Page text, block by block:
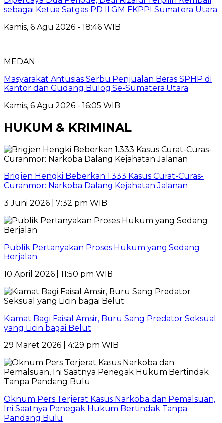
sebagai Ketua Satgas PD II GM FKPPI Sumatera Utara
Kamis, 6 Agu 2026 - 18:46 WIB
MEDAN
Masyarakat Antusias Serbu Penjualan Beras SPHP di
Kantor dan Gudang Bulog Se-Sumatera Utara
Kamis, 6 Agu 2026 - 16:05 WIB
HUKUM & KRIMINAL
Brigjen Hengki Beberkan 1.333 Kasus Curat-Curas-
Curanmor: Narkoba Dalang Kejahatan Jalanan
3 Juni 2026 | 7:32 pm WIB
Publik Pertanyakan Proses Hukum yang Sedang
Berjalan
10 April 2026 | 11:50 pm WIB
Kiamat Bagi Faisal Amsir, Buru Sang Predator Seksual
yang Licin bagai Belut
29 Maret 2026 | 4:29 pm WIB
Oknum Pers Terjerat Kasus Narkoba dan Pemalsuan,
Ini Saatnya Penegak Hukum Bertindak Tanpa
Pandang Bulu